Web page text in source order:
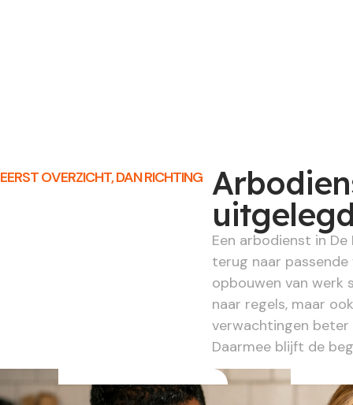
EERST OVERZICHT, DAN RICHTING
Een arbodienst in
terug naar
opbouwen van werk
naar regels, maar
verwachtingen
Daarmee blijft de